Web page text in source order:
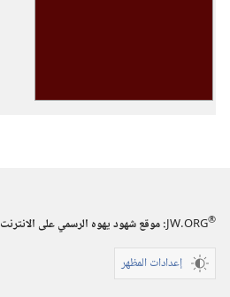
JW.ORG®
:‏ موقع شهود يهوه الرسمي على الانترنت
إعدادات المظهر